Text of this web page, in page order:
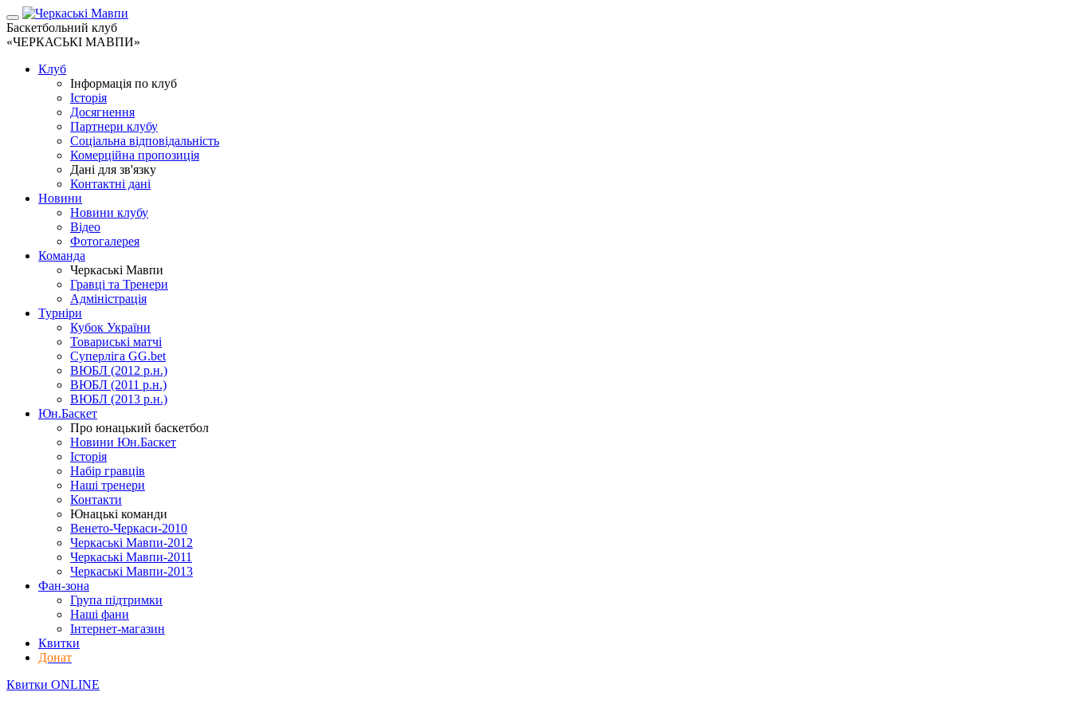
Баскетбольний клуб
«ЧЕРКАСЬКІ МАВПИ»
Клуб
Інформація по клуб
Історія
Досягнення
Партнери клубу
Соціальна відповідальність
Комерційна пропозиція
Дані для зв'язку
Контактні дані
Новини
Новини клубу
Відео
Фотогалерея
Команда
Черкаські Мавпи
Гравці та Тренери
Адміністрація
Турніри
Кубок України
Товариські матчі
Суперліга GG.bet
ВЮБЛ (2012 р.н.)
ВЮБЛ (2011 р.н.)
ВЮБЛ (2013 р.н.)
Юн.Баскет
Про юнацький баскетбол
Новини Юн.Баскет
Історія
Набір гравців
Наші тренери
Контакти
Юнацькі команди
Венето-Черкаси-2010
Черкаські Мавпи-2012
Черкаські Мавпи-2011
Черкаські Мавпи-2013
Фан-зона
Група підтримки
Наші фани
Інтернет-магазин
Квитки
Донат
Квитки ONLINE